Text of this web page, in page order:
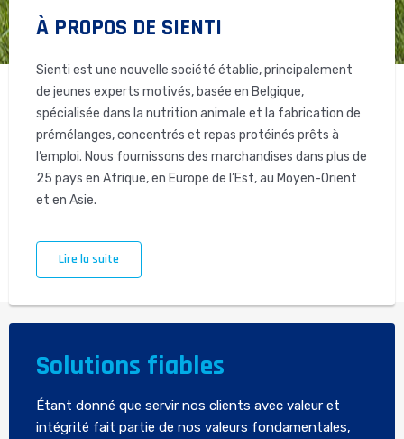
À PROPOS DE SIENTI
Sienti est une nouvelle société établie, principalement
de jeunes experts motivés, basée en Belgique,
spécialisée dans la nutrition animale et la fabrication de
prémélanges, concentrés et repas protéinés prêts à
l’emploi. Nous fournissons des marchandises dans plus de
25 pays en Afrique, en Europe de l’Est, au Moyen-Orient
et en Asie.
Lire la suite
Solutions fiables
Étant donné que servir nos clients avec valeur et
intégrité fait partie de nos valeurs fondamentales,